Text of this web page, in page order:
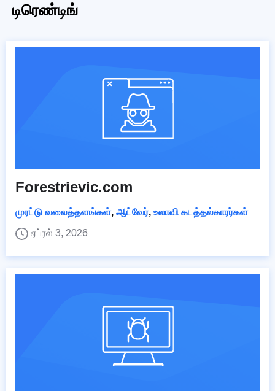
டிரெண்டிங்
Forestrievic.com
முரட்டு வலைத்தளங்கள், ஆட்வேர், உலாவி கடத்தல்காரர்கள்
ஏப்ரல் 3, 2026